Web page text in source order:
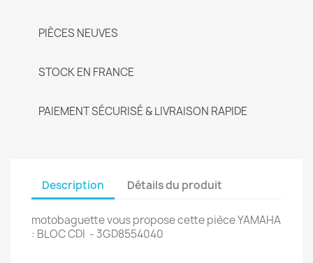
PIÈCES NEUVES
STOCK EN FRANCE
PAIEMENT SÉCURISÉ & LIVRAISON RAPIDE
Description Détails du produit
motobaguette vous propose cette pièce YAMAHA
: BLOC CDI - 3GD8554040